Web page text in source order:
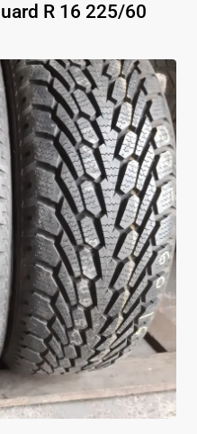
R 16 225/60